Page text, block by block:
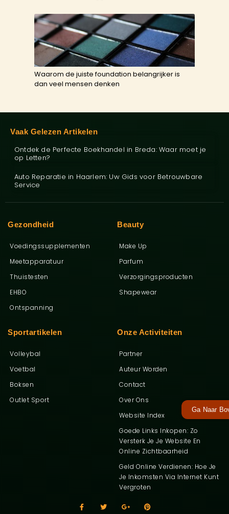
Ga Naar
Waarom de juiste foundation belangrijker is
dan veel mensen denken
Onze Activiteiten
Partner
Auteur Worden
Contact
Over Ons
Website Index
Goede Links Inkopen: Zo
Versterk Je Je Website En
Online Zichtbaarheid
Geld Online Verdienen: Hoe Je
Je Inkomsten Via Internet Kunt
Vergroten
Sportartikelen
Volleybal
Voetbal
Boksen
Outlet Sport
Beauty
Make Up
Parfum
Verzorgingsproducten
Shapewear
Gezondheid
Voedingssupplementen
Meetapparatuur
Thuistesten
EHBO
Ontspanning
Vaak Gelezen Artikelen
Ontdek de Perfecte Boekhandel in Breda: Waar moet je
op Letten?
Auto Reparatie in Haarlem: Uw Gids voor Betrouwbare
Service